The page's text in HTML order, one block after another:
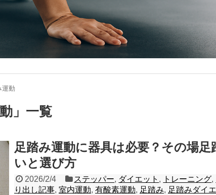
運動
」 一覧
足踏み運動に器具は必要？その場足
いと選び方
2026/2/4 ステッパー, ダイエット , トレーニング,
り出し記事, 室内運動, 有酸素運動, 足踏み, 足踏みダイ